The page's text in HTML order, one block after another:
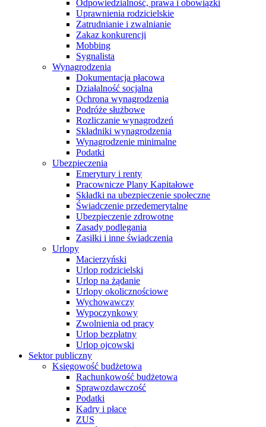
Odpowiedzialność, prawa i obowiązki
Uprawnienia rodzicielskie
Zatrudnianie i zwalnianie
Zakaz konkurencji
Mobbing
Sygnalista
Wynagrodzenia
Dokumentacja płacowa
Działalność socjalna
Ochrona wynagrodzenia
Podróże służbowe
Rozliczanie wynagrodzeń
Składniki wynagrodzenia
Wynagrodzenie minimalne
Podatki
Ubezpieczenia
Emerytury i renty
Pracownicze Plany Kapitałowe
Składki na ubezpieczenie społeczne
Świadczenie przedemerytalne
Ubezpieczenie zdrowotne
Zasady podlegania
Zasiłki i inne świadczenia
Urlopy
Macierzyński
Urlop rodzicielski
Urlop na żądanie
Urlopy okolicznościowe
Wychowawczy
Wypoczynkowy
Zwolnienia od pracy
Urlop bezpłatny
Urlop ojcowski
Sektor publiczny
Księgowość budżetowa
Rachunkowość budżetowa
Sprawozdawczość
Podatki
Kadry i płace
ZUS